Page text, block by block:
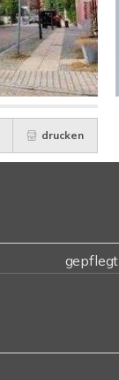
drucken
gepflegt